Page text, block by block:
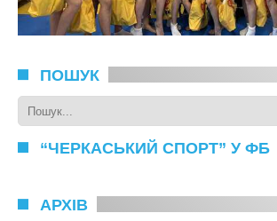
ПОШУК
“ЧЕРКАСЬКИЙ СПОРТ” У ФБ
АРХІВ